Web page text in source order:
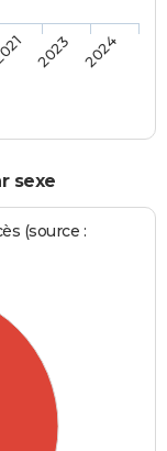
2023 2024
sexe
(source :